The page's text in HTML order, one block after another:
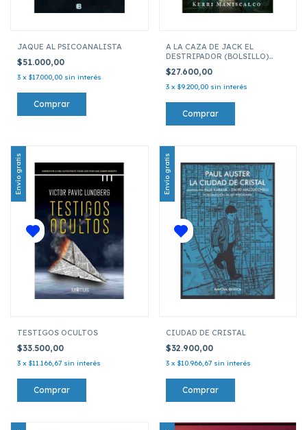
JAQUE AL PSICOANALISTA
$51.000,00
3 x $17.000,00 sin interés
A LA CAZA DE JACK EL
DESTRIPADOR (BOLSILLO)
$27.600,00
3 x $9.200,00 sin interés
Envío gratis
TESTIGOS OCULTOS
$33.500,00
3 x $11.166,67 sin interés
Envío gratis
CIUDAD DE CRISTAL
$32.900,00
3 x $10.966,67 sin interés